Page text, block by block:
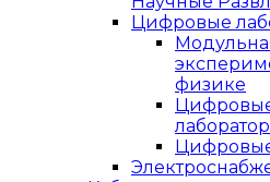
Цифровые
физике